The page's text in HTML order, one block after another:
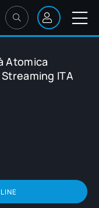
Atomica
ITA